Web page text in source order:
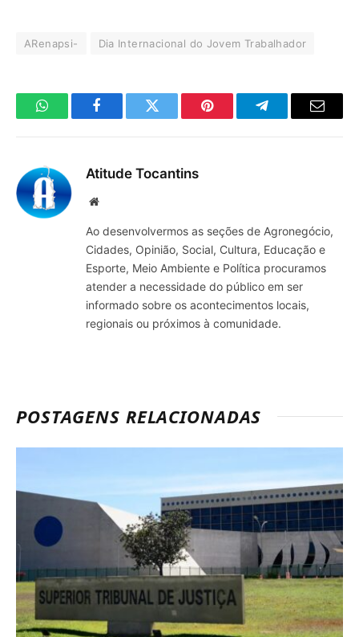
ARenapsi- Dia Internacional do Jovem Trabalhador
WhatsAppFacebookTwitter Pinterest TelegramaE-
Atitude Tocantins
Site
Ao desenvolvermos as seções de Agronegócio,
Cidades, Opinião, Social, Cultura, Educação e
Esporte, Meio Ambiente e Política procuramos
atender a necessidade do público em ser
informado sobre os acontecimentos locais,
regionais ou próximos à comunidade.
POSTAGENS RELACIONADAS